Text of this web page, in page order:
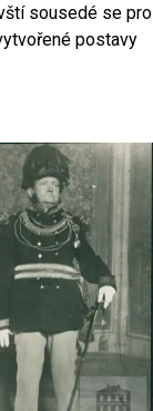
sousedé se pro
postavy